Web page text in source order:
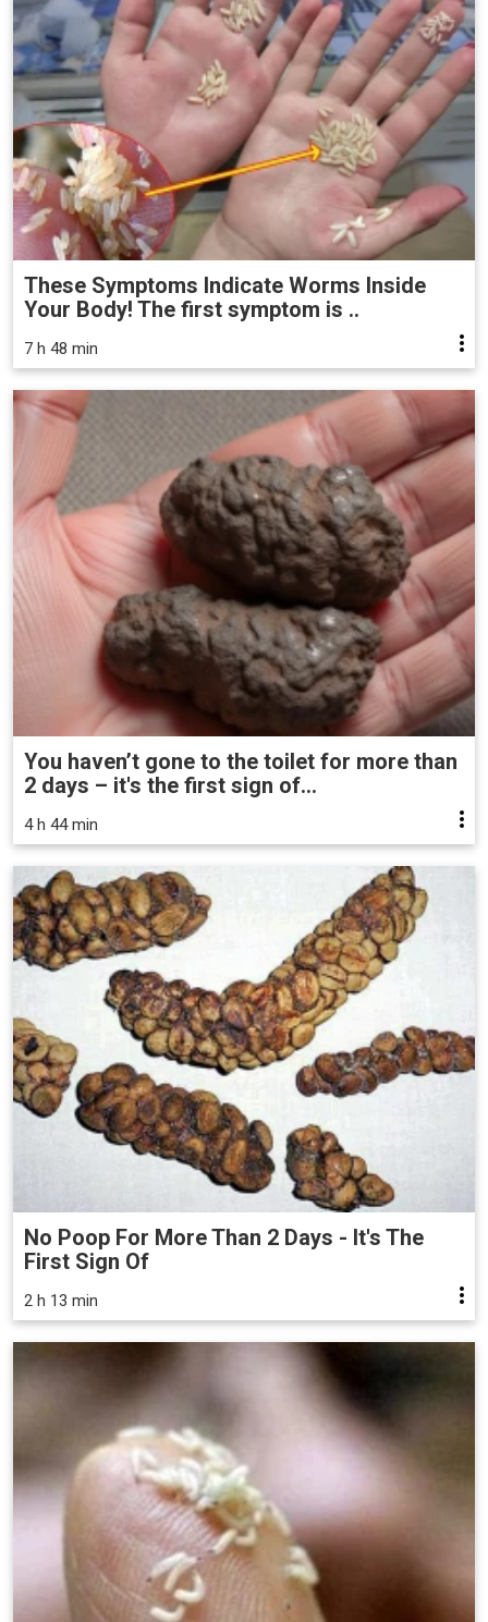
These Symptoms Indicate Worms Inside
Your Body! The first symptom is ..
7 h 48 min
You haven’t gone to the toilet for more than
2 days – it's the first sign of...
4 h 44 min
No Poop For More Than 2 Days - It's The
First Sign Of
2 h 13 min